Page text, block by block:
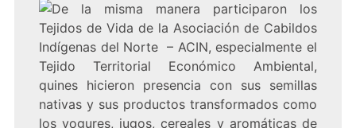
De la misma manera participaron los
Tejidos de Vida de la Asociación de Cabildos
Indígenas del Norte – ACIN, especialmente el
Tejido Territorial Económico Ambiental,
quines hicieron presencia con sus semillas
nativas y sus productos transformados como
los yogures, jugos, cereales y aromáticas de